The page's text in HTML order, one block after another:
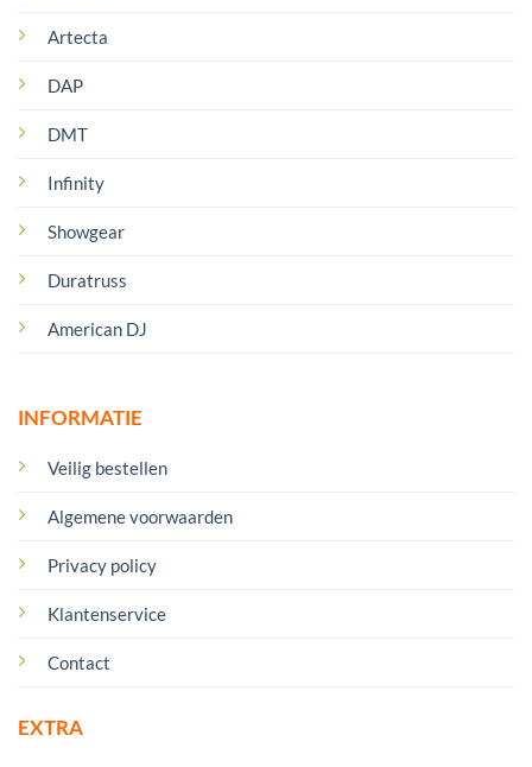
Artecta
DAP
DMT
Infinity
Showgear
Duratruss
American DJ
INFORMATIE
Veilig bestellen
Algemene voorwaarden
Privacy policy
Klantenservice
Contact
EXTRA